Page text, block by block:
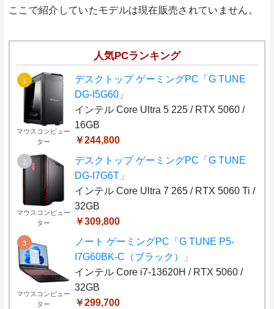
ここで紹介していたモデルは現在販売されていません。
人気PCランキング
マウスコンピュー
ター
デスクトップ ゲーミングPC「G TUNE
DG-I5G60」
インテル Core Ultra 5 225 / RTX 5060 /
16GB
￥244,800
マウスコンピュー
ター
デスクトップ ゲーミングPC「G TUNE
DG-I7G6T」
インテル Core Ultra 7 265 / RTX 5060 Ti /
32GB
￥309,800
マウスコンピュー
ター
ノート ゲーミングPC「G TUNE P5-
I7G60BK-C（ブラック）」
インテル Core i7-13620H / RTX 5060 /
32GB
￥299,700